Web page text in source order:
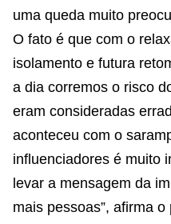
uma queda muito
O fato é que com o
isolamento e futura
a dia corremos o risco
eram consideradas
aconteceu com o
influenciadores é muito
levar a mensagem da
mais pessoas”, afirma